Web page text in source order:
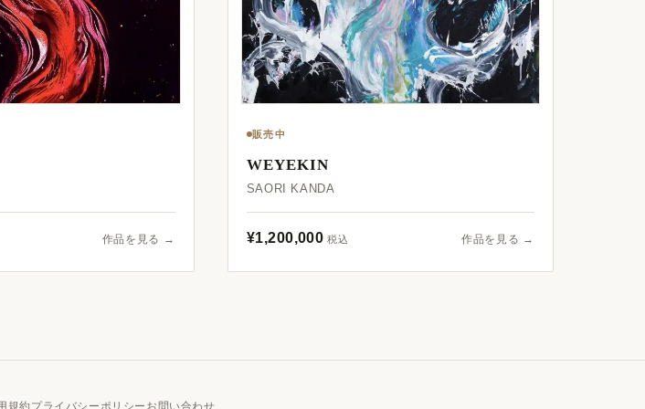
作品を見る →
販売中
WEYEKIN
SAORI KANDA
¥1,200,000 税込 作品を見る →
規約 プライバシーポリシー お問い合わせ